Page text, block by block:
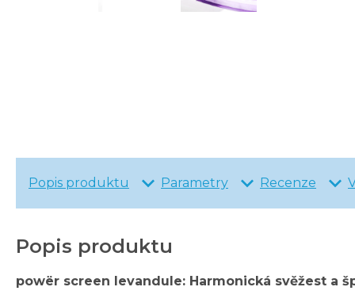
Popis produktu Parametry Recenze
Popis produktu
powër screen levandule: Harmonická svěžest a